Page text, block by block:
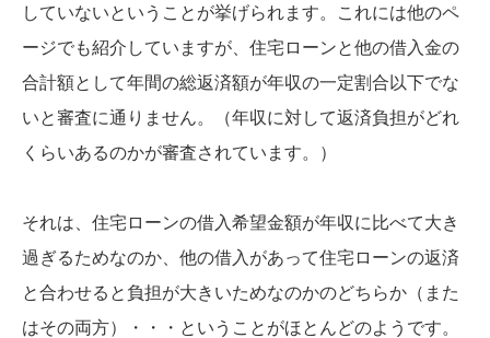
していないということが挙げられます。これには他のペ
ージでも紹介していますが、住宅ローンと他の借入金の
合計額として年間の総返済額が年収の一定割合以下でな
いと審査に通りません。（年収に対して返済負担がどれ
くらいあるのかが審査されています。）
それは、住宅ローンの借入希望金額が年収に比べて大き
過ぎるためなのか、他の借入があって住宅ローンの返済
と合わせると負担が大きいためなのかのどちらか（また
はその両方）・・・ということがほとんどのようです。